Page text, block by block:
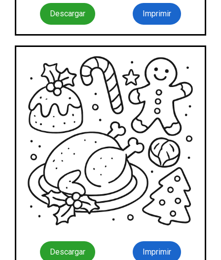
Descargar Imprimir
Descargar Imprimir